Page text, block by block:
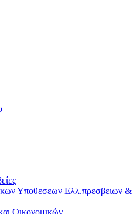
Υποθεσεων Ελλ.πρεσβειων &